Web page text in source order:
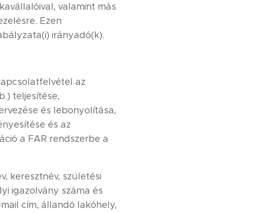
valamint más
Ezen
irányadó(k).
az
teljesítése,
és lebonyolítása,
és az
a FAR rendszerbe a
keresztnév, születési
igazolvány száma és
cím, állandó lakóhely,